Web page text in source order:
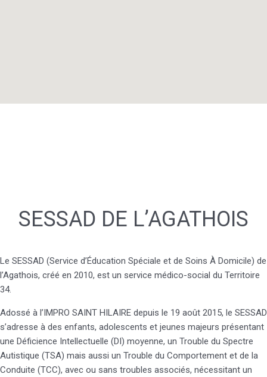
SESSAD DE L’AGATHOIS
Le SESSAD (Service d’Éducation Spéciale et de Soins À Domicile) de
l’Agathois, créé en 2010, est un service médico-social du Territoire
34.
Adossé à l’IMPRO SAINT HILAIRE depuis le 19 août 2015, le SESSAD
s’adresse à des enfants, adolescents et jeunes majeurs présentant
une Déficience Intellectuelle (DI) moyenne, un Trouble du Spectre
Autistique (TSA) mais aussi un Trouble du Comportement et de la
Conduite (TCC), avec ou sans troubles associés, nécessitant un